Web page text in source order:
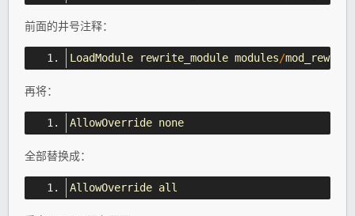
前面的井号注释：
LoadModule rewrite_module modules/mod_rewrite
再将：
AllowOverride none
全部替换成：
AllowOverride all